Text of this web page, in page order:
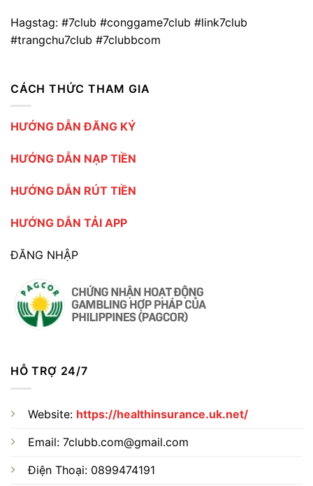
Hagstag: #7club #conggame7club #link7club
#trangchu7club #7clubbcom
CÁCH THỨC THAM GIA
HƯỚNG DẪN ĐĂNG KÝ
HƯỚNG DẪN NẠP TIỀN
HƯỚNG DẪN RÚT TIỀN
HƯỚNG DẪN TẢI APP
ĐĂNG NHẬP
HỖ TRỢ 24/7
Website: https://healthinsurance.uk.net/
Email: 7clubb.com@gmail.com
Điện Thoại: 0899474191